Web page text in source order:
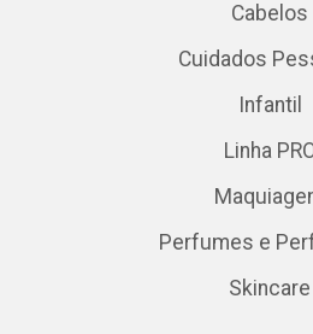
Cabelos
Cuidados
Infantil
Linha
Perfumes e
Skincare